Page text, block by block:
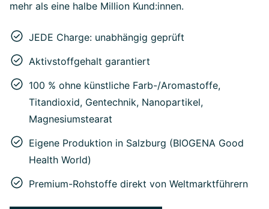
mehr als eine halbe Million Kund:innen.
JEDE Charge: unabhängig geprüft
Aktivstoffgehalt garantiert
100 % ohne künstliche Farb-/Aromastoffe,
Titandioxid, Gentechnik, Nanopartikel,
Magnesiumstearat
Eigene Produktion in Salzburg (BIOGENA Good
Health World)
Premium-Rohstoffe direkt von Weltmarktführern